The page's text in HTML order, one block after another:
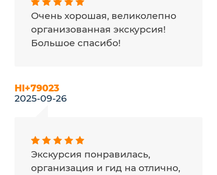
Очень хорошая, великолепно
организованная экскурсия!
Большое спасибо!
HI+79023
2025-09-26
Экскурсия понравилась,
организация и гид на отлично,